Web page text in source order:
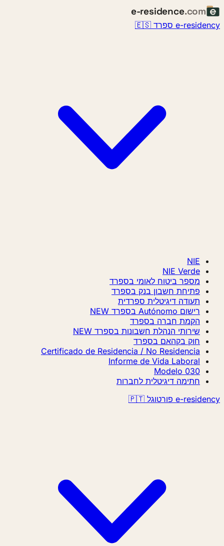
e-residence.com
e-residency ספרד 🇪🇸
NIE
NIE Verde
מספר ביטוח לאומי בספרד
פתיחת חשבון בנק בספרד
תעודה דיגיטלית ספרדית
רישום Autónomo בספרד
NEW
הקמת חברה בספרד
שירותי הנהלת חשבונות בספרד NEW
חוק בקהאם בספרד
Certificado de Residencia / No Residencia
Informe de Vida Laboral
Modelo 030
חתימה דיגיטלית לחברות
e-residency פורטוגל 🇵🇹